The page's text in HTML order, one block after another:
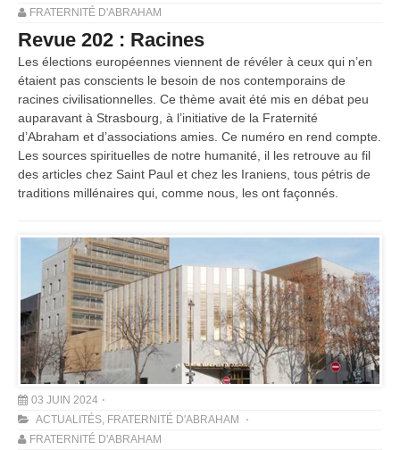
FRATERNITÉ D'ABRAHAM
Revue 202 : Racines
Les élections européennes viennent de révéler à ceux qui n’en
étaient pas conscients le besoin de nos contemporains de
racines civilisationnelles. Ce thème avait été mis en débat peu
auparavant à Strasbourg, à l’initiative de la Fraternité
d’Abraham et d’associations amies. Ce numéro en rend compte.
Les sources spirituelles de notre humanité, il les retrouve au fil
des articles chez Saint Paul et chez les Iraniens, tous pétris de
traditions millénaires qui, comme nous, les ont façonnés.
03 JUIN 2024
ACTUALITÉS, FRATERNITÉ D'ABRAHAM
FRATERNITÉ D'ABRAHAM